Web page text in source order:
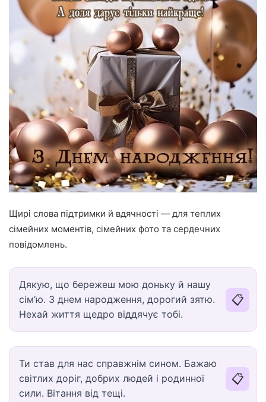
Щирі слова підтримки й вдячності — для теплих
сімейних моментів, сімейних фото та сердечних
повідомлень.
Дякую, що бережеш мою доньку й нашу
сім’ю. З днем народження, дорогий зятю.
Нехай життя щедро віддячує тобі.
📋
Ти став для нас справжнім сином. Бажаю
світлих доріг, добрих людей і родинної
сили. Вітання від тещі.
📋